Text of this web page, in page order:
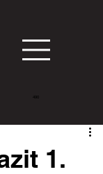
490
1.